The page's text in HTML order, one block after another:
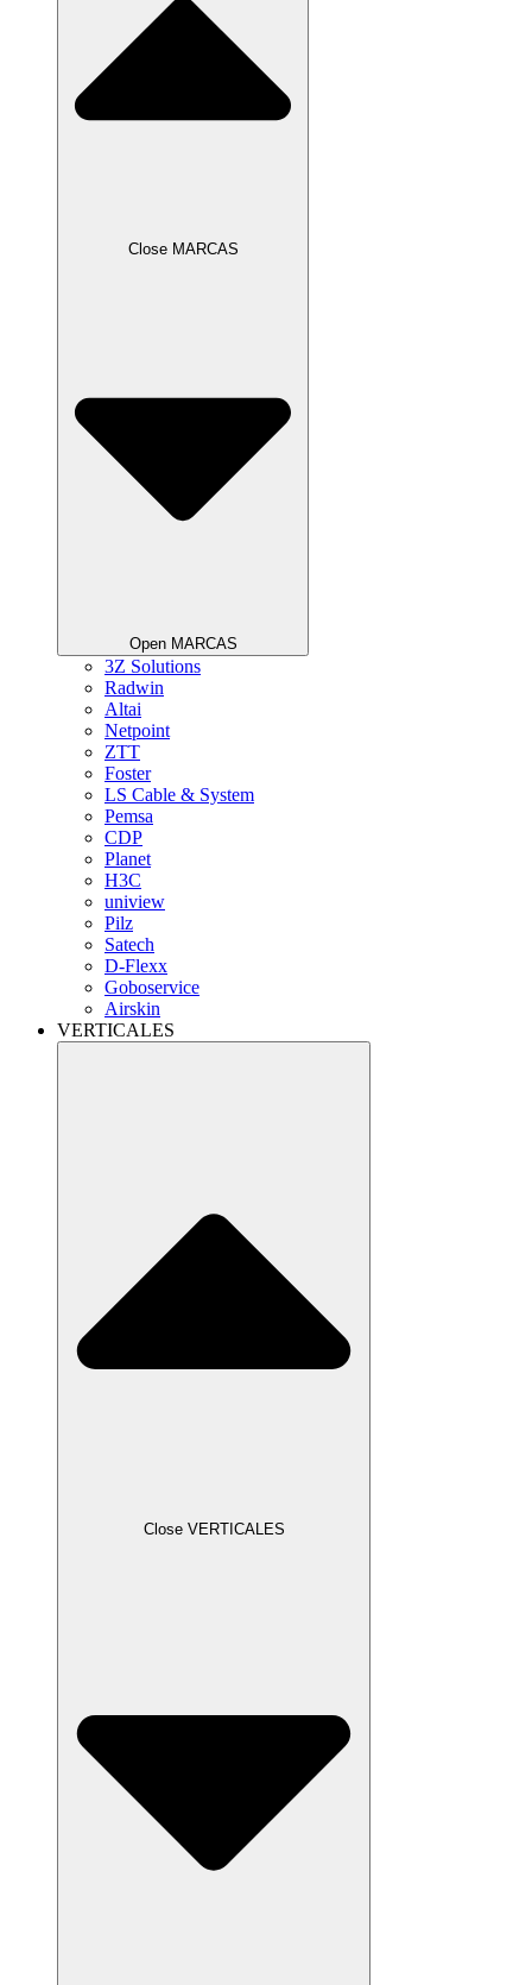
Close MARCAS
Open MARCAS
3Z Solutions
Radwin
Altai
Netpoint
ZTT
Foster
LS Cable & System
Pemsa
CDP
Planet
H3C
uniview
Pilz
Satech
D-Flexx
Goboservice
Airskin
VERTICALES
Close VERTICALES